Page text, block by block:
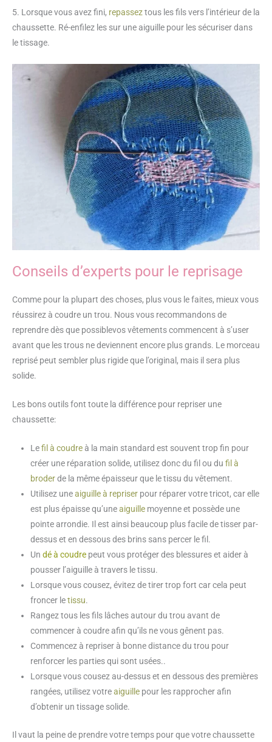
5. Lorsque vous avez fini, repasseztous les fils vers l’intérieur de la
chaussette. Ré-enfilez les sur une aiguille pour les sécuriser dans
le tissage.
Conseils d’experts pour le reprisage
Comme pour la plupart des choses, plus vous le faites, mieux vous
réussirez à coudre un trou. Nous vous recommandons de
reprendre dès que possiblevos vêtements commencent à s’user
avant que les trous ne deviennent encore plus grands. Le morceau
reprisé peut sembler plus rigide que l’original, mais il sera plus
solide.
Les bons outils font toute la différence pour repriser une
chaussette:
Lefil à coudreà la main standard est souvent trop fin pour
créer une réparation solide, utilisez donc du fil ou du fil à
broderde la même épaisseur que le tissu du vêtement.
Utilisez uneaiguille à repriser pour réparer votre tricot, car elle
est plus épaisse qu’uneaiguille moyenne et possède une
pointe arrondie. Il est ainsi beaucoup plus facile de tisser par-
dessus et en dessous des brins sans percer le fil.
Un dé à coudre peut vous protéger des blessures et aider à
pousser l’aiguille à travers le tissu.
Lorsque vous cousez, évitez de tirer trop fort car cela peut
froncer letissu.
Rangez tous les fils lâches autour du trou avant de
commencer à coudre afin qu’ils ne vous gênent pas.
Commencez à repriser à bonne distance du trou pour
renforcer les parties qui sont usées..
Lorsque vous cousez au-dessus et en dessous des premières
rangées, utilisez votreaiguille pour les rapprocher afin
d’obtenir un tissage solide.
Il vaut la peine de prendre votre temps pour que votre chaussette